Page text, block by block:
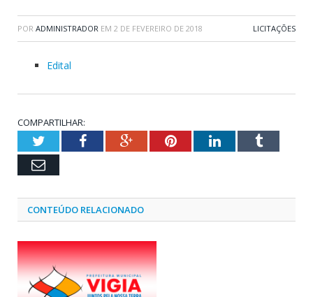
POR ADMINISTRADOR EM 2 DE FEVEREIRO DE 2018 LICITAÇÕES
Edital
COMPARTILHAR:
TwitterFacebookGoogle+PinterestLinkedInTumblr
Email
CONTEÚDO RELACIONADO